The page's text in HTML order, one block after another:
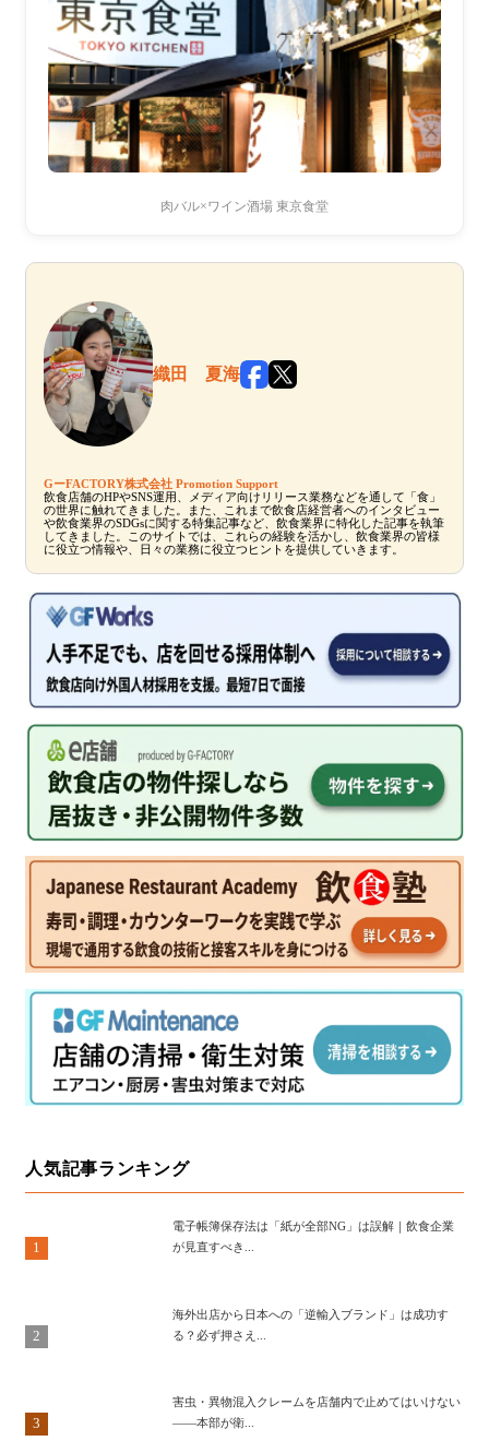
肉バル×ワイン酒場 東京食堂
織田 夏海
GーFACTORY株式会社 Promotion Support
飲食店舗のHPやSNS運用、メディア向けリリース業務などを通して「食」
の世界に触れてきました。また、これまで飲食店経営者へのインタビュー
や飲食業界のSDGsに関する特集記事など、飲食業界に特化した記事を執筆
してきました。このサイトでは、これらの経験を活かし、飲食業界の皆様
に役立つ情報や、日々の業務に役立つヒントを提供していきます。
人気記事ランキング
1
電子帳簿保存法は「紙が全部NG」は誤解｜飲食企業
が見直すべき...
2
海外出店から日本への「逆輸入ブランド」は成功す
る？必ず押さえ...
3
害虫・異物混入クレームを店舗内で止めてはいけない
——本部が衛...